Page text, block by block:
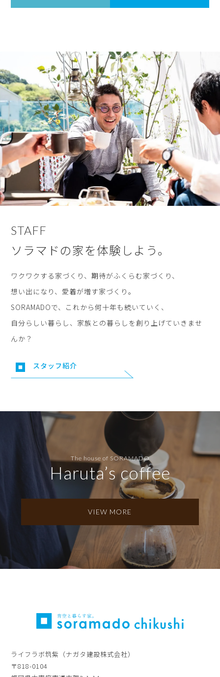
STAFF
ソラマドの家を体験しよう。
ワクワクする家づくり、期待がふくらむ家づくり、
想い出になり、愛着が増す家づくり。
SORAMADOで、これから何十年も続いていく、
自分らしい暮らし、家族との暮らしを創り上げていきませ
んか？
スタッフ紹介
The house of SORAMADO
Haruta’s coffee
VIEW MORE
ライフラボ筑紫（ナガタ建設株式会社）
〒818-0104